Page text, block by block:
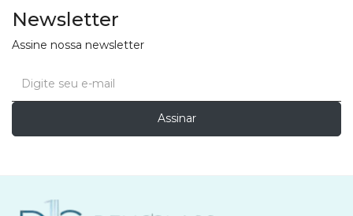
Newsletter
Assine nossa newsletter
Assinar